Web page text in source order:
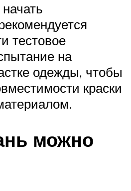
тестовое
на
одежды, чтобы
краски
можно